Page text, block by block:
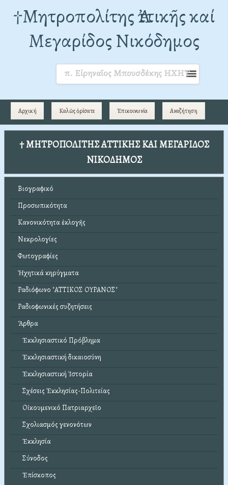
†Mητροπολίτης Ἀττικῆς καί
Μεγαρίδος Νικόδημος
π. Εἰρηναῖος Μπουσδέκης ΗΧΗΤ
Αρχική Καλῶς ὁρίσατε Ἐπικοινωνία Αναζήτηση
† ΜΗΤΡΟΠΟΛΙΤΗΣ ΑΤΤΙΚΗΣ ΚΑΙ ΜΕΓΑΡΙΔΟΣ
ΝΙΚΟΔΗΜΟΣ
Βιογραφικό
Προσωπικότητα
Κανονικότητα ἐκλογῆς
Νεκρολογίες
Φωτογραφίες
Ἠχητικά κηρύγματα
Ραδιόφωνο "ΑΤΤΙΚΟΣ ΟΥΡΑΝΟΣ"
Ραδιοφωνικές συζητήσεις
Ἄρθρα
Ἐκκλησιαστικό Πρόβλημα
Ἐκκλησιαστική δικαιοσύνη
Ἐκκλησιαστική Ἱστορία
Σχέσεις Ἐκκλησίας-Πολιτείας
Οἰκουμενικό Πατριαρχεῖο
Σχολιασμός γενονότων
Ἐκκλησία
Σύνοδος
Ἐπίσκοπος